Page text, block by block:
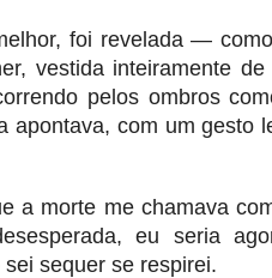
foi revelada —
vestida inteiramente
pelos ombros
apontava, com um gesto
a morte me chamava
eu seria
sequer se respirei.